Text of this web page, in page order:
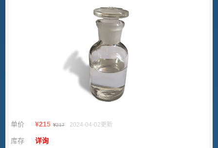
单价 ¥215 ¥217 2024-04-02更新
库存 详询